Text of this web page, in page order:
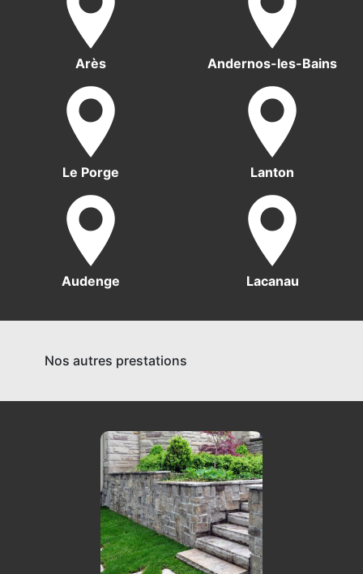
Arès Andernos-les-Bains
Le Porge Lanton
Audenge Lacanau
Nos autres prestations